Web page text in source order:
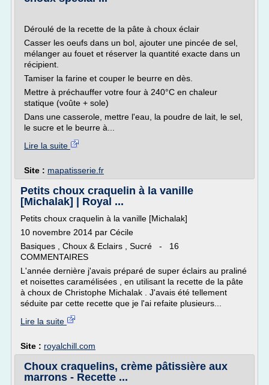
Déroulé de la recette de la pâte à choux éclair
Casser les oeufs dans un bol, ajouter une pincée de sel,
mélanger au fouet et réserver la quantité exacte dans un
récipient.
Tamiser la farine et couper le beurre en dès.
Mettre à préchauffer votre four à 240°C en chaleur
statique (voûte + sole)
Dans une casserole, mettre l'eau, la poudre de lait, le sel,
le sucre et le beurre à...
Lire la suite
Site : mapatisserie.fr
Petits choux craquelin à la vanille
[Michalak] | Royal ...
Petits choux craquelin à la vanille [Michalak]
10 novembre 2014 par Cécile
Basiques , Choux & Eclairs , Sucré - 16
COMMENTAIRES
L'année dernière j'avais préparé de super éclairs au praliné
et noisettes caramélisées , en utilisant la recette de la pâte
à choux de Christophe Michalak . J'avais été tellement
séduite par cette recette que je l'ai refaite plusieurs...
Lire la suite
Site : royalchill.com
Choux craquelins, crème pâtissière aux
marrons - Recette ...